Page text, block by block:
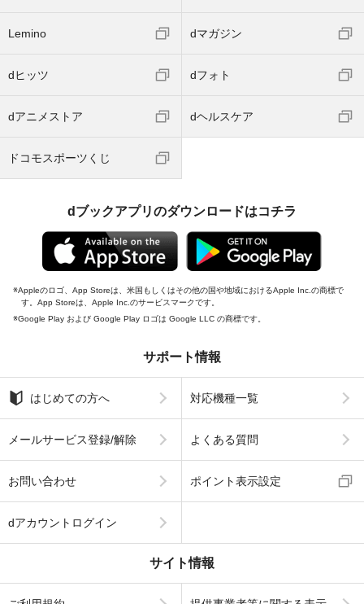
Lemino dマガジン
dヒッツ dフォト
dアニメストア dヘルスケア
ドコモスポーツくじ
dブックアプリのダウンロードはコチラ
Appleのロゴ、App Storeは、米国もしくはその他の国や地域におけるApple Inc.の商標で
す。App Storeは、Apple Inc.のサービスマークです。
Google Play および Google Play ロゴは Google LLC の商標です。
サポート情報
はじめての方へ 対応機種一覧
メールサービス登録/解除 よくある質問
お問い合わせ ポイント表示設定
dアカウントログイン
サイト情報